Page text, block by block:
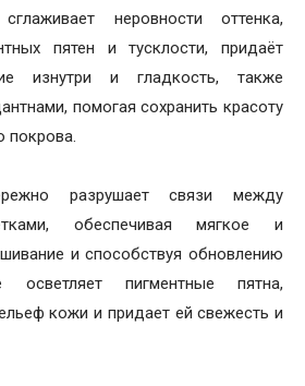
неровности оттенка,
пятен и тусклости, придаёт
изнутри и гладкость, также
помогая сохранить красоту
покрова.
разрушает связи между
обеспечивая мягкое и
и способствуя обновлению
осветляет пигментные пятна,
кожи и придает ей свежесть и